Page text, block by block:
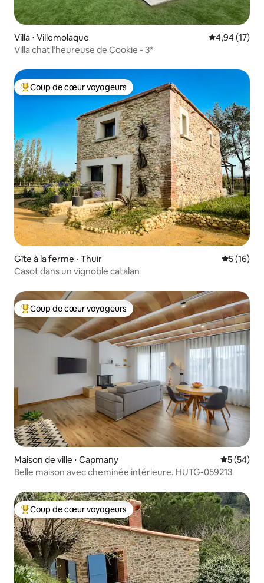
Villa ⋅ Villemolaque Évaluation
4,94 (17)
Villa chat l’heureuse de Cookie - 3*
Coups de cœur voyageurs les plus appréciés
Coup de cœur voyageurs
Gîte à la ferme ⋅ Thuir
5 (16)
Casot dans un vignoble catalan
Coups de cœur voyageurs les plus appréciés
Coup de cœur voyageurs
Maison de ville ⋅ Capmany
5 (54)
Belle maison avec cheminée intérieure. HUTG-059213
Coups de cœur voyageurs les plus appréciés
Coup de cœur voyageurs